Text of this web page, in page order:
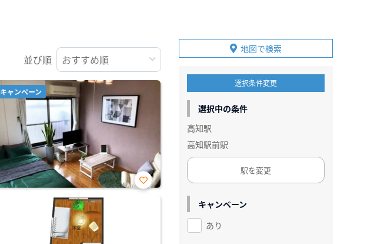
並び順
キャンペーン
お気
地図で検索
選択条件変更
選択中の条件
高知駅
高知駅前駅
駅を変更
キャンペーン
あり